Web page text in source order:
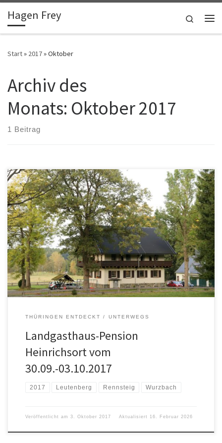
Zum Inhalt springen
Hagen Frey
Search
Start» 2017»Oktober
Archiv des
Monats: Oktober 2017
1 Beitrag
THÜRINGEN ENTDECKT UNTERWEGS
Landgasthaus-Pension
Heinrichsort vom
30.09.-03.10.2017
2017 Leutenberg Rennsteig Wurzbach
Veröffentlicht am 3. Oktober 2017 Aktualisiert 16. Februar 2026